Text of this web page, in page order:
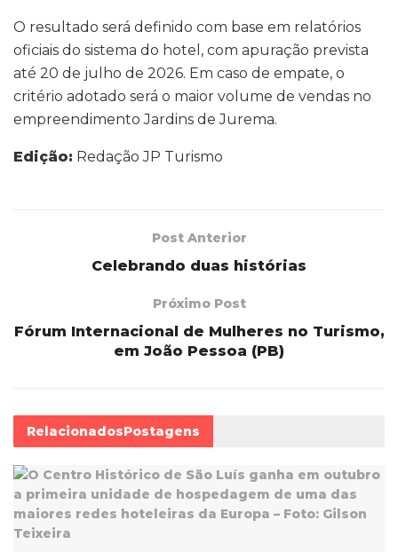
O resultado será definido com base em relatórios
oficiais do sistema do hotel, com apuração prevista
até 20 de julho de 2026. Em caso de empate, o
critério adotado será o maior volume de vendas no
empreendimento Jardins de Jurema.
Edição: Redação JP Turismo
Post Anterior
Celebrando duas histórias
Próximo Post
Fórum Internacional de Mulheres no Turismo,
em João Pessoa (PB)
RelacionadosPostagens